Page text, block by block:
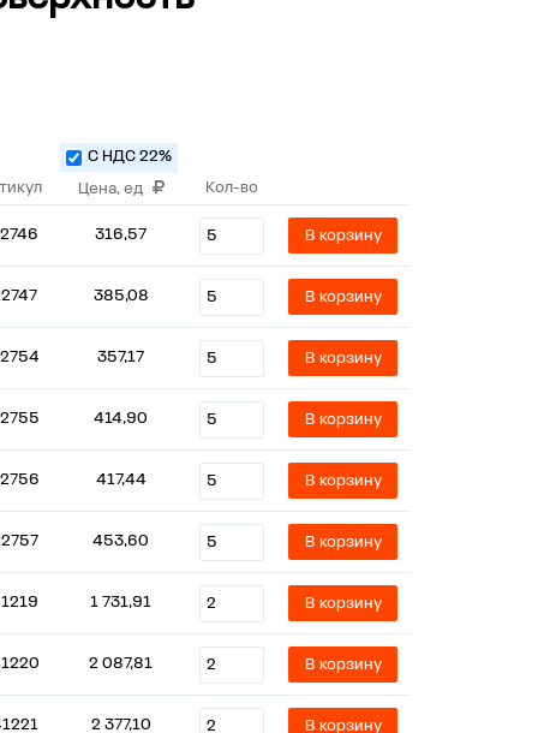
Цена, ед
С НДС 22%
Кол-во
316,57 В корзину
385,08 В корзину
357,17 В корзину
414,90 В корзину
417,44 В корзину
453,60 В корзину
1 731,91 В корзину
2 087,81 В корзину
2 377,10 В корзину